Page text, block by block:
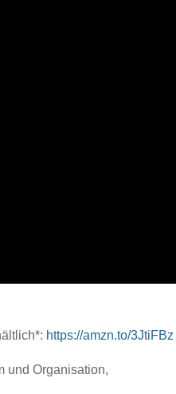
https://amzn.to/3JtiFBz
und Organisation,